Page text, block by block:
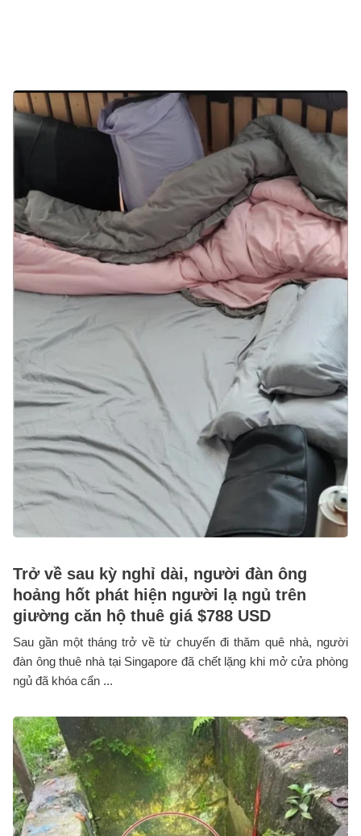
Trở về sau kỳ nghỉ dài, người đàn ông
hoảng hốt phát hiện người lạ ngủ trên
giường căn hộ thuê giá $788 USD
Sau gần một tháng trở về từ chuyến đi thăm quê nhà, người
đàn ông thuê nhà tại Singapore đã chết lặng khi mở cửa phòng
ngủ đã khóa cẩn ...